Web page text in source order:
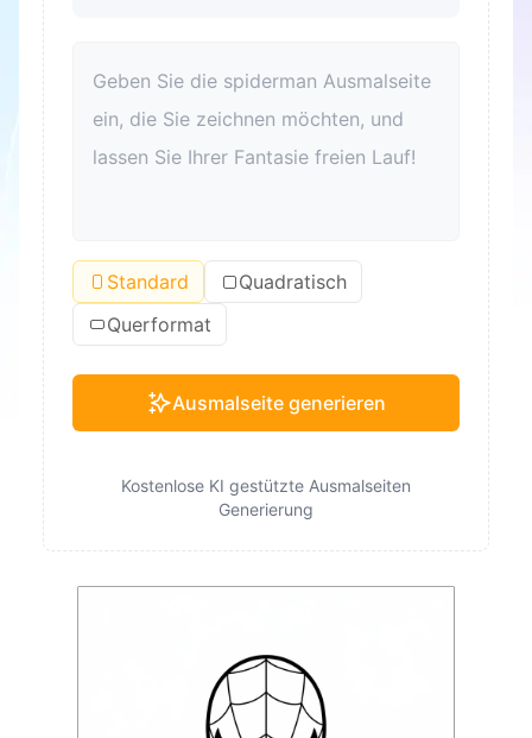
Standard
Quadratisch
Querformat
Ausmalseite generieren
Kostenlose KI gestützte Ausmalseiten
Generierung